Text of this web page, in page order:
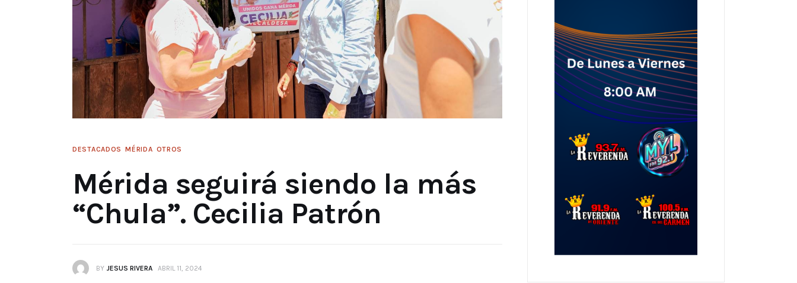
DESTACADOS MÉRIDA OTROS
Mérida seguirá siendo la más
“Chula”. Cecilia Patrón
BY JESUS RIVERA ABRIL 11, 2024